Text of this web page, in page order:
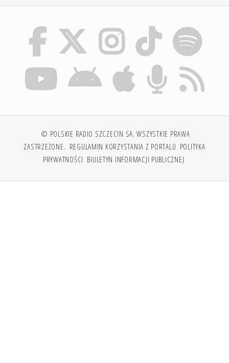
© POLSKIE RADIO SZCZECIN SA. WSZYSTKIE PRAWA
ZASTRZEŻONE. REGULAMIN KORZYSTANIA Z PORTALU POLITYKA
PRYWATNOŚCI BIULETYN INFORMACJI PUBLICZNEJ